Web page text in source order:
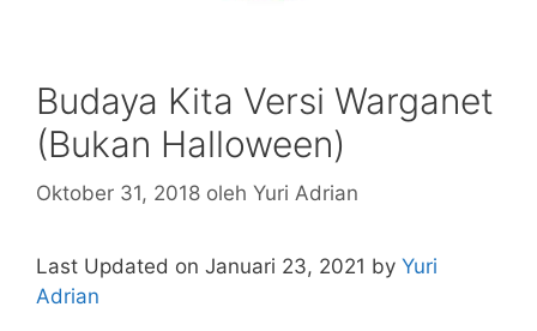
Budaya Kita Versi Warganet
(Bukan Halloween)
Oktober 31, 2018 oleh Yuri Adrian
Last Updated on Januari 23, 2021 by Yuri
Adrian